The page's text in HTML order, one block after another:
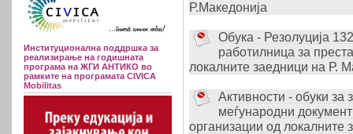
Институционална поддршка за
реализирање на годишната
програма на ЖГИ АНТИКО во
рамките на програмата CIVICA
Mobilitas
Р.Македонија
Обука - Резолуција
работилница за
локалните заедници на Р.
Активности - обуки за
меѓународни
организации од локалните